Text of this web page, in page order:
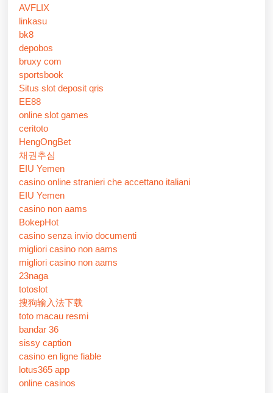
AVFLIX
linkasu
bk8
depobos
bruxy com
sportsbook
Situs slot deposit qris
EE88
online slot games
ceritoto
HengOngBet
채권추심
EIU Yemen
casino online stranieri che accettano italiani
EIU Yemen
casino non aams
BokepHot
casino senza invio documenti
migliori casino non aams
migliori casino non aams
23naga
totoslot
搜狗输入法下载
toto macau resmi
bandar 36
sissy caption
casino en ligne fiable
lotus365 app
online casinos